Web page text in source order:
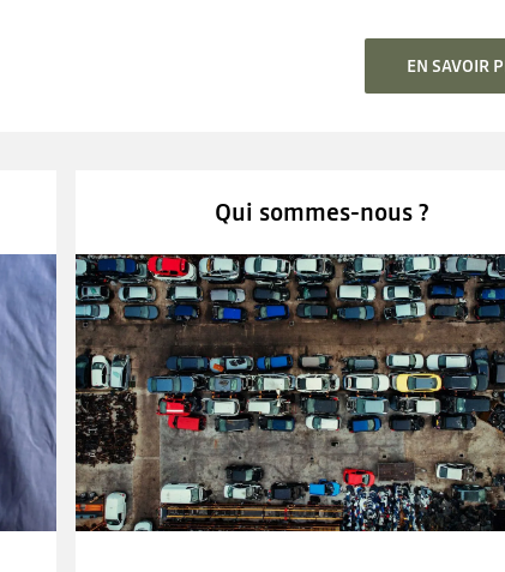
EN SAVOIR
Qui sommes-nous ?